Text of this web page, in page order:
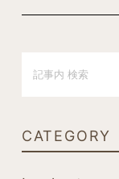
CATEGORY